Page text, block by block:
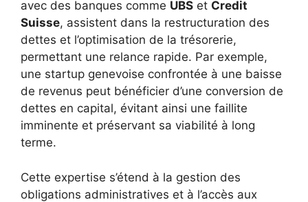
avec des banques comme UBS et Credit
Suisse, assistent dans la restructuration des
dettes et l’optimisation de la trésorerie,
permettant une relance rapide. Par exemple,
une startup genevoise confrontée à une baisse
de revenus peut bénéficier d’une conversion de
dettes en capital, évitant ainsi une faillite
imminente et préservant sa viabilité à long
terme.
Cette expertise s’étend à la gestion des
obligations administratives et à l’accès aux